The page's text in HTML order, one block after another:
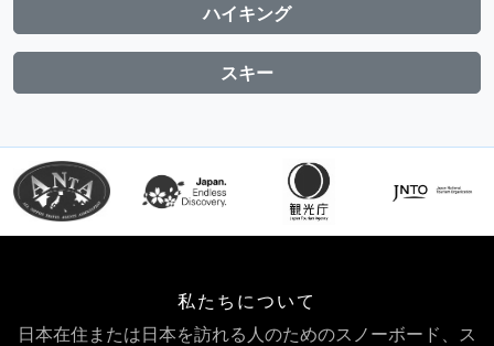
ハイキング
スキー
私たちについて
日本在住または日本を訪れる人のためのスノーボード、ス